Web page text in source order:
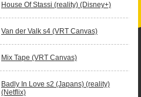
House Of Stassi (reality) (Disney+)
Van der Valk s4 (VRT Canvas)
Mix Tape (VRT Canvas)
Badly In Love s2 (Japans) (reality)
(Netflix)